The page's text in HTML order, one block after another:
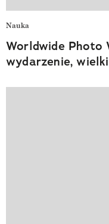
Nauka
Worldwide Photo
wydarzenie,